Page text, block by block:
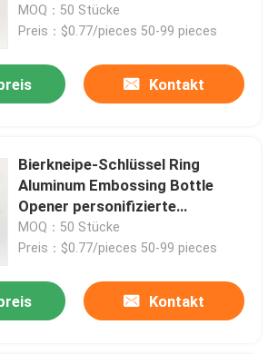
MOQ：50 Stücke
Preis：$0.77/pieces 50-99 pieces
Kontakt
Bierkneipe-Schlüssel Ring
Aluminum Embossing Bottle
Opener personifizierte
Schlüsselkette
MOQ：50 Stücke
Preis：$0.77/pieces 50-99 pieces
Kontakt